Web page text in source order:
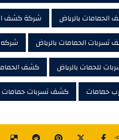
بالرياض
شركة كشف
الحمامات بالرياض
للحمات بالرياض
كشف
حمامات
كشف تسربات حمامات